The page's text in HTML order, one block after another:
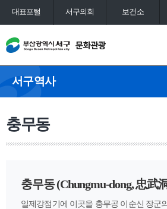
대표포털 서구의회 보건소
통합예약
서구역사
충무동
충무동 (Chungmu-dong, 忠武
일제강점기에 이곳을 충무공 이순신 장군